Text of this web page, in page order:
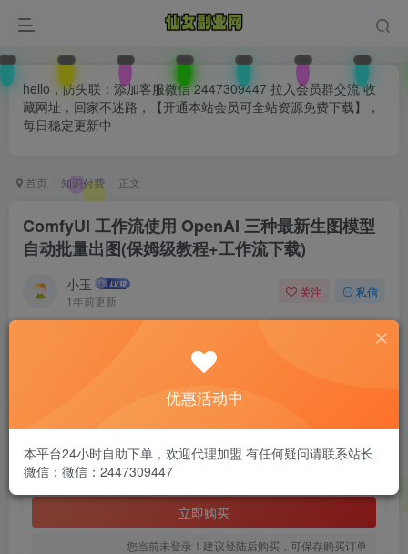
hello，防失联：添加客服微信 2447309447 拉入会员群交流 收
藏网址，回家不迷路，【开通本站会员可全站资源免费下载】，
每日稳定更新中
首页 知识付费 正文
ComfyUI 工作流使用 OpenAI 三种最新生图模型
自动批量出图(保姆级教程+工作流下载)
小玉
1年前更新
关注 私信
0 108 77
此内容为付费阅读，请付费后查看
￥1.99
黄金会员免费
立即购买
您当前未登录！建议登陆后购买，可保存购买订单
优惠活动中
本平台24小时自助下单，欢迎代理加盟 有任何疑问请联系站长
微信：微信：2447309447